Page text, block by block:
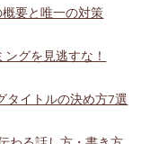
要と唯一の対策
グを見逃すな！
タイトルの決め方7選